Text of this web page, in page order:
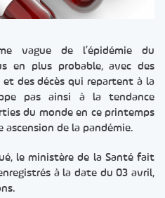
vague de l’épidémie du
en plus probable, avec des
des décès qui repartent à la
pas ainsi à la tendance
du monde en ce printemps
de la pandémie.
le ministère de la Santé fait
à la date du 03 avril,